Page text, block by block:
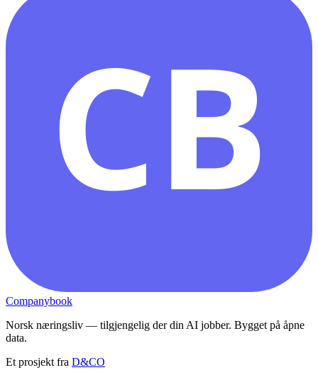
CB
Companybook
Norsk næringsliv — tilgjengelig der din AI jobber. Bygget på åpne
data.
Et prosjekt fra D&CO